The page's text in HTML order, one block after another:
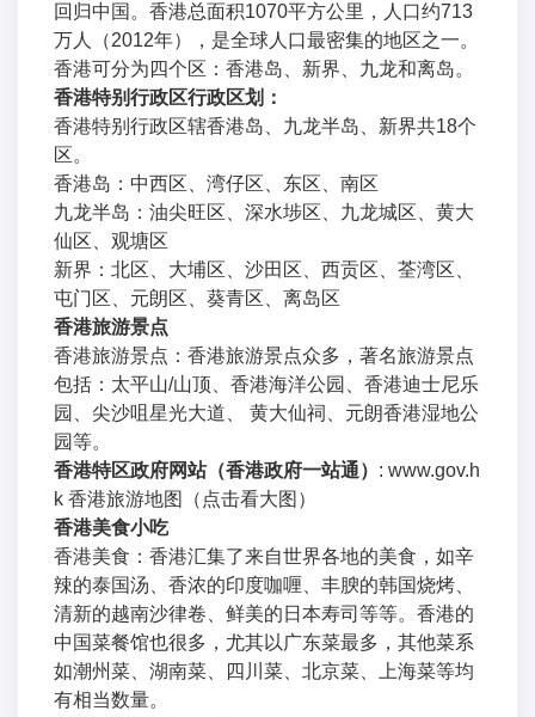
回归中国。香港总面积1070平方公里，人口约713
万人（2012年），是全球人口最密集的地区之一。
香港可分为四个区：香港岛、新界、九龙和离岛。
香港特别行政区行政区划：
香港特别行政区辖香港岛、九龙半岛、新界共18个
区。
香港岛：中西区、湾仔区、东区、南区
九龙半岛：油尖旺区、深水埗区、九龙城区、黄大
仙区、观塘区
新界：北区、大埔区、沙田区、西贡区、荃湾区、
屯门区、元朗区、葵青区、离岛区
香港旅游景点
香港旅游景点：香港旅游景点众多，著名旅游景点
包括：太平山/山顶、香港海洋公园、香港迪士尼乐
园、尖沙咀星光大道、 黄大仙祠、元朗香港湿地公
园等。
香港特区政府网站（香港政府一站通） : www.gov.h
k 香港旅游地图（点击看大图）
香港美食小吃
香港美食：香港汇集了来自世界各地的美食，如辛
辣的泰国汤、香浓的印度咖喱、丰腴的韩国烧烤、
清新的越南沙律卷、鲜美的日本寿司等等。香港的
中国菜餐馆也很多，尤其以广东菜最多，其他菜系
如潮州菜、湖南菜、四川菜、北京菜、上海菜等均
有相当数量。